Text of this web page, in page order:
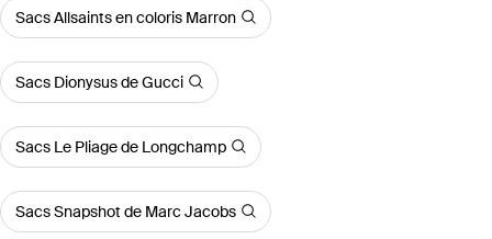
Sacs Allsaints en coloris Marron
Sacs Dionysus de Gucci
Sacs Le Pliage de Longchamp
Sacs Snapshot de Marc Jacobs